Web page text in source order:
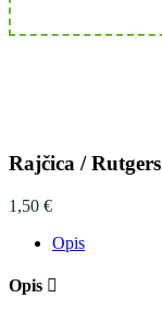
Rajčica / Rutgers
1,50 €
Opis
Opis